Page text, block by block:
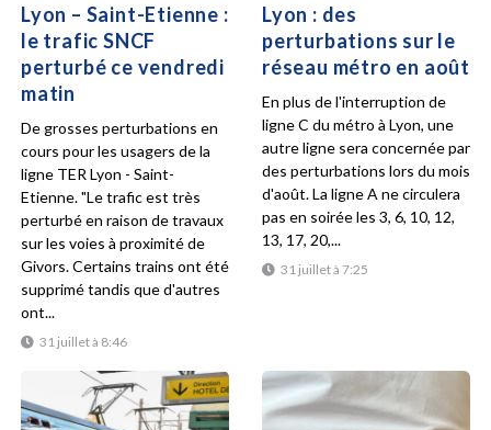
Lyon – Saint-Etienne :
le trafic SNCF
perturbé ce vendredi
matin
31 juillet à 8:46
De grosses perturbations en
cours pour les usagers de la
ligne TER Lyon - Saint-
Etienne. "Le trafic est très
perturbé en raison de travaux
sur les voies à proximité de
Givors. Certains trains ont été
supprimé tandis que d'autres
ont...
Lyon : des
perturbations sur le
réseau métro en août
31 juillet à 7:25
En plus de l'interruption de
ligne C du métro à Lyon, une
autre ligne sera concernée par
des perturbations lors du mois
d'août. La ligne A ne circulera
pas en soirée les 3, 6, 10, 12,
13, 17, 20,...